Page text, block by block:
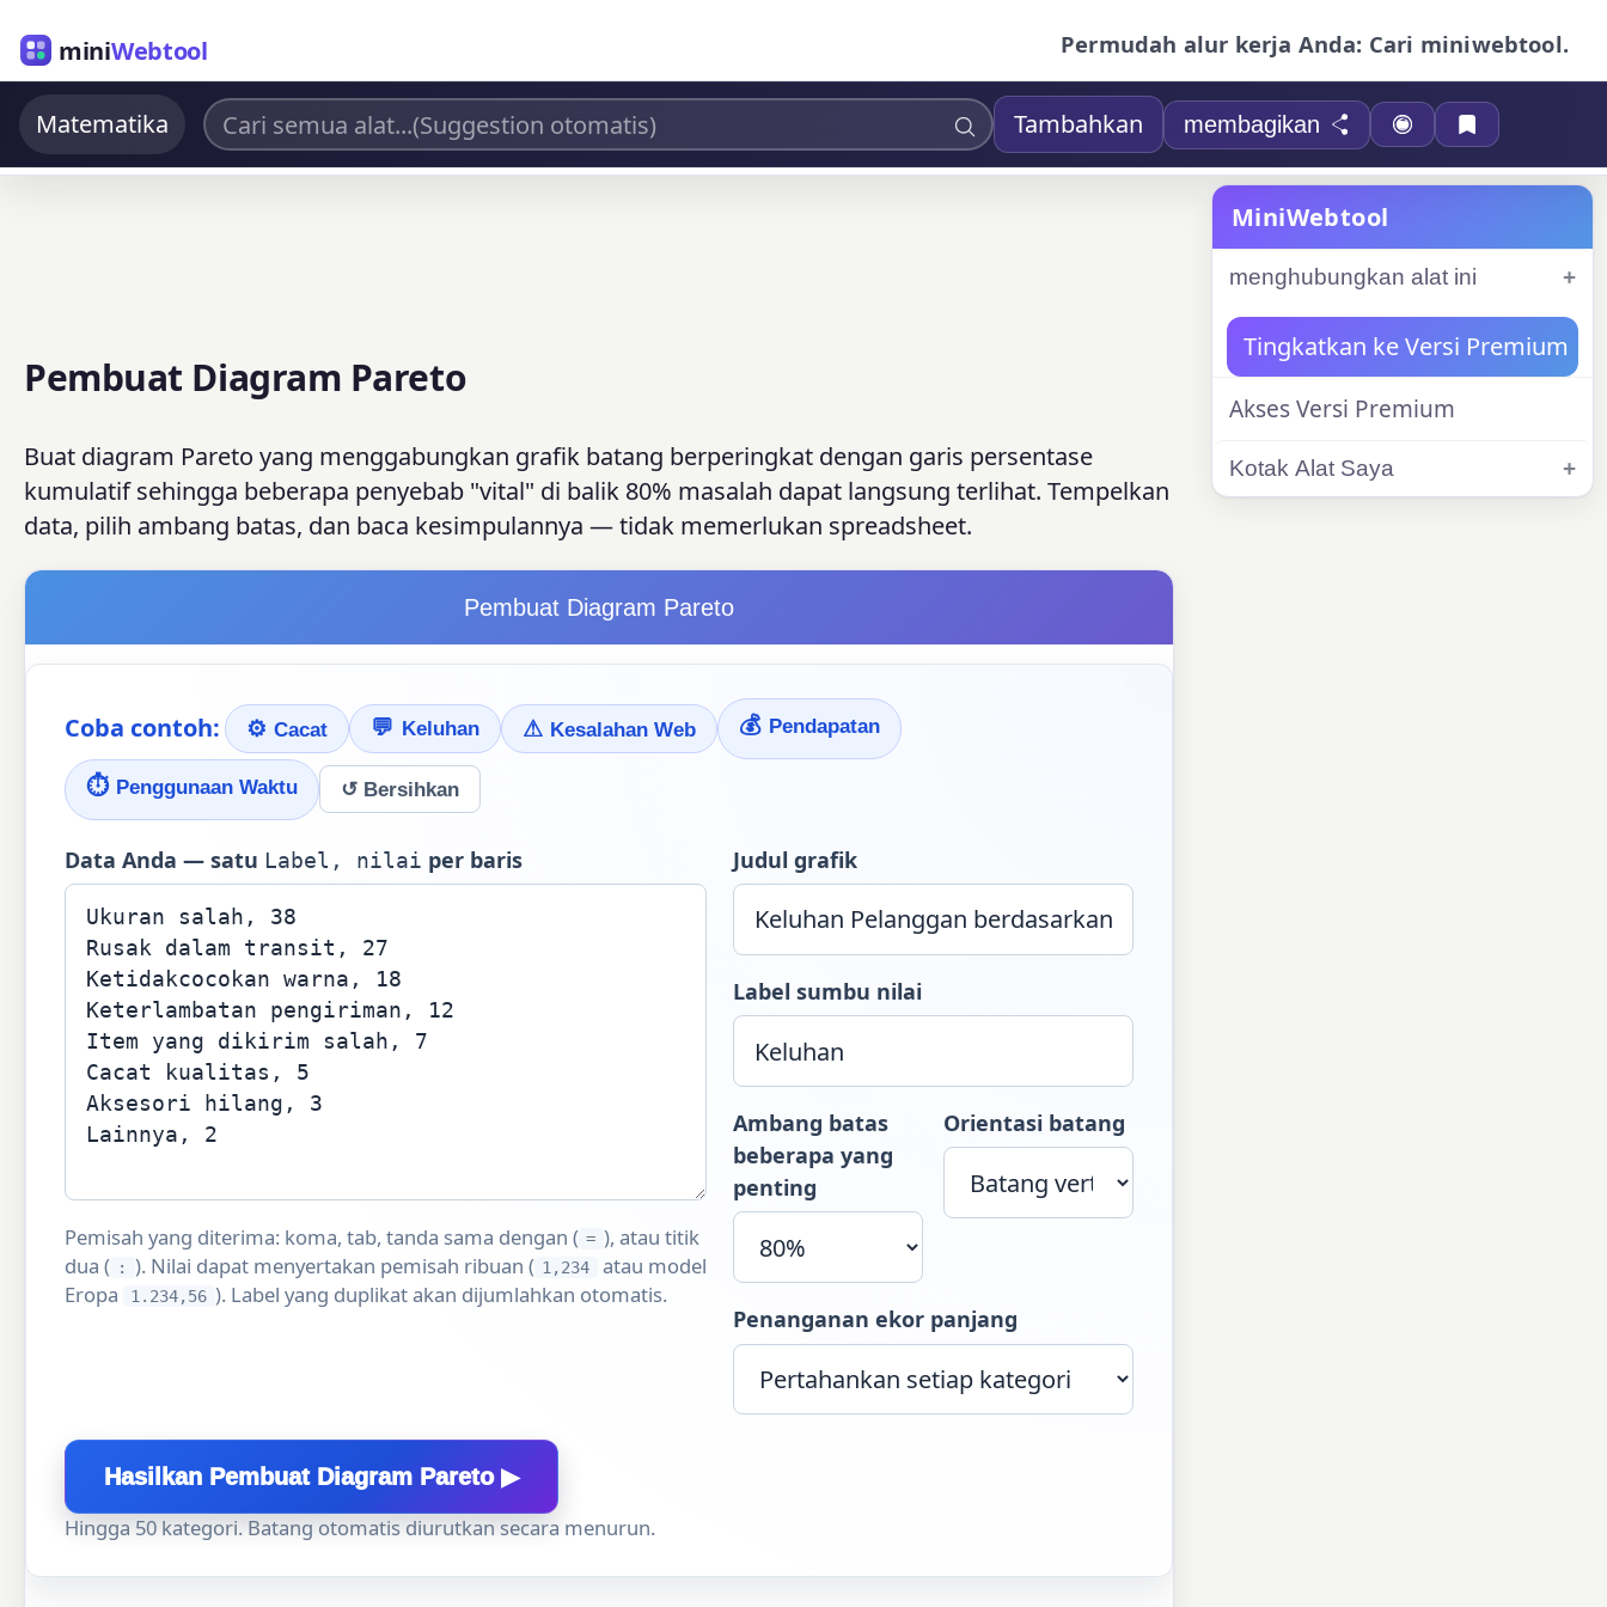
miniWebtool Permudah alur kerja Anda: Cari miniwebtool.
Matematika Tambahkan membagikan
Pembuat Diagram Pareto
Buat diagram Pareto yang menggabungkan grafik batang berperingkat dengan garis persentase
kumulatif sehingga beberapa penyebab "vital" di balik 80% masalah dapat langsung terlihat. Tempelkan
data, pilih ambang batas, dan baca kesimpulannya — tidak memerlukan spreadsheet.
Pembuat Diagram Pareto
Coba contoh: ⚙ Cacat 💬 Keluhan ⚠ Kesalahan Web 💰 Pendapatan
⏱ Penggunaan Waktu ↺ Bersihkan
Data Anda — satu Label, nilai per baris
Pemisah yang diterima: koma, tab, tanda sama dengan ( = ), atau titik
dua ( : ). Nilai dapat menyertakan pemisah ribuan ( 1,234
atau model
Eropa
1.234,56 ). Label yang duplikat akan dijumlahkan otomatis.
Judul grafik
Label sumbu nilai
Ambang batas
beberapa yang
penting
Orientasi batang
Penanganan ekor panjang
Hasilkan Pembuat Diagram Pareto ▶
Hingga 50 kategori. Batang otomatis diurutkan secara menurun.
MiniWebtool
menghubungkan alat ini
Tingkatkan ke Versi Premium
Akses Versi Premium
Kotak Alat Saya